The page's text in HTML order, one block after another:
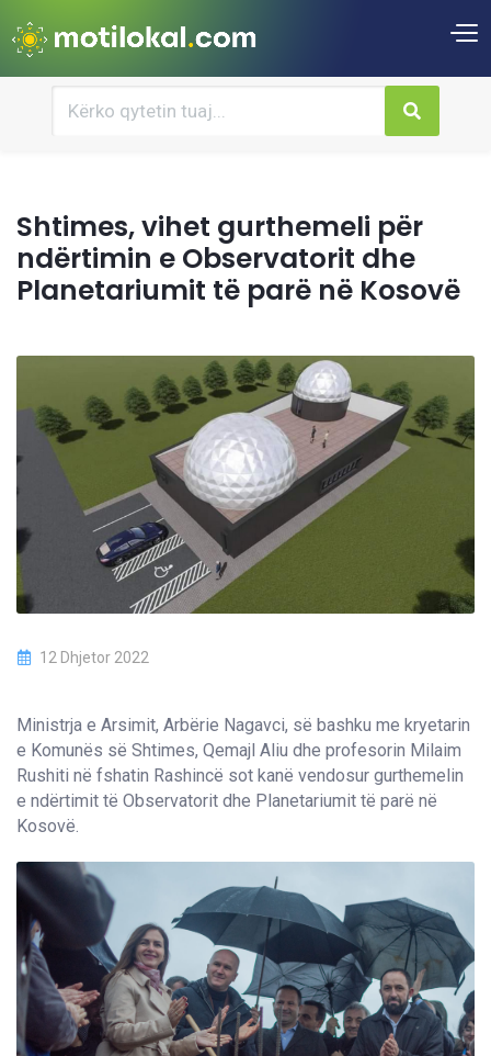
Shtimes, vihet gurthemeli për
ndërtimin e Observatorit dhe
Planetariumit të parë në Kosovë
12 Dhjetor 2022
Ministrja e Arsimit, Arbërie Nagavci, së bashku me kryetarin
e Komunës së Shtimes, Qemajl Aliu dhe profesorin Milaim
Rushiti në fshatin Rashincë sot kanë vendosur gurthemelin
e ndërtimit të Observatorit dhe Planetariumit të parë në
Kosovë.